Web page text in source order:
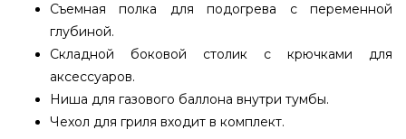
Съемная полка для подогрева с переменной
глубиной.
Складной боковой столик с крючками для
аксессуаров.
Ниша для газового баллона внутри тумбы.
Чехол для гриля входит в комплект.